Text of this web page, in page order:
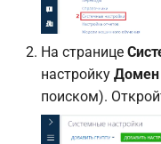
На странице
настройку Домен
поиском).